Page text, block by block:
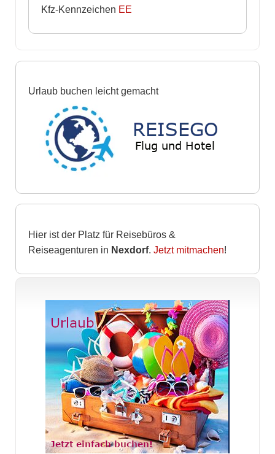
Kfz-Kennzeichen EE
Urlaub buchen leicht gemacht
Hier ist der Platz für Reisebüros &
Reiseagenturen in Nexdorf. Jetzt mitmachen!